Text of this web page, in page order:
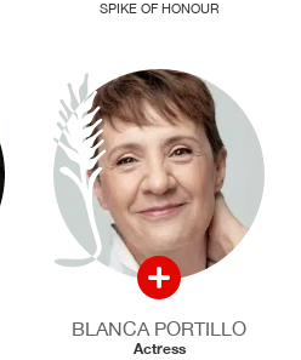
SPIKE OF HONOUR
BLANCA PORTILLO
Actress